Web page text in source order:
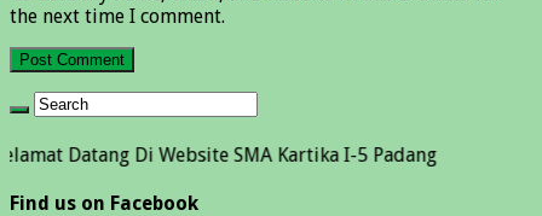
the next time I comment.
Di Website SMA Kartika I-5 Padang
Find us on Facebook